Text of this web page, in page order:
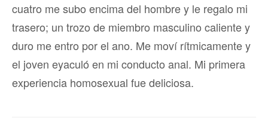
cuatro me subo encima del hombre y le regalo mi
trasero; un trozo de miembro masculino caliente y
duro me entro por el ano. Me moví rítmicamente y
el joven eyaculó en mi conducto anal. Mi primera
experiencia homosexual fue deliciosa.